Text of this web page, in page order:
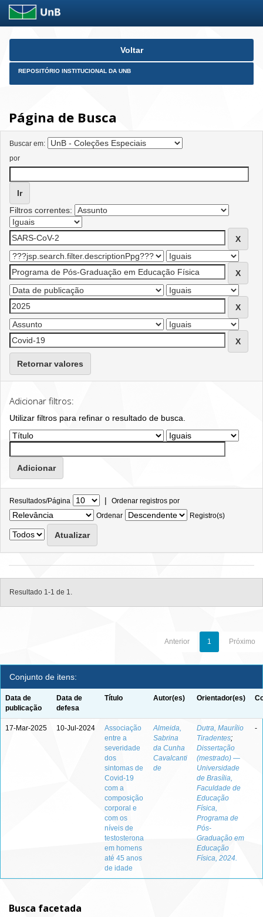
Skip
Voltar
REPOSITÓRIO INSTITUCIONAL DA UNB
Página de Busca
Buscar em:
por
Filtros correntes:
Retornar valores
Adicionar filtros:
Utilizar filtros para refinar o resultado de busca.
Resultados/Página | Ordenar registros por
Ordenar
Registro(s)
Resultado 1-1 de 1.
Anterior 1 Próximo
Conjunto de itens:
Data de
publicação
Data de
defesa
Título Autor(es) Orientador(es)
17-Mar-2025 10-Jul-2024
Associação
entre a
severidade
dos
sintomas de
Covid-19
com a
composição
corporal e
com os
níveis de
testosterona
em homens
até 45 anos
de idade
Almeida,
Sabrina
da Cunha
Cavalcanti
de
Dutra, Maurílio
Tiradentes;
Dissertação
(mestrado) —
Universidade
de Brasília,
Faculdade de
Educação
Física,
Programa de
Pós-
Graduação em
Educação
Física, 2024.
-
Busca facetada